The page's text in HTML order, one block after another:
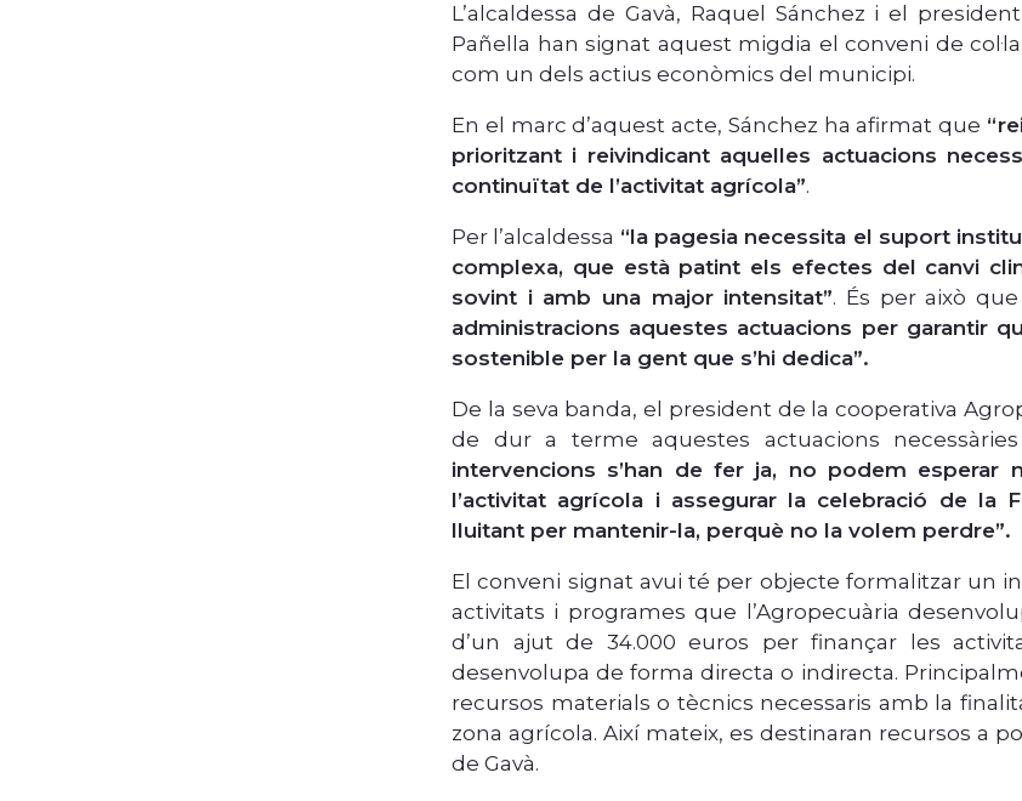
L’alcaldessa de Gavà, Raquel Sánchez i el
Pañella han signat aquest migdia el conveni de
com un dels actius econòmics del municipi.
En el marc d’aquest acte, Sánchez ha afirmat que
prioritzant i reivindicant aquelles actuacions
continuïtat de l’activitat agrícola”.
Per l’alcaldessa “la pagesia necessita el suport
complexa, que està patint els efectes del canvi
sovint i amb una major intensitat”. És per això que
administracions aquestes actuacions per garantir
sostenible per la gent que s’hi dedica”.
De la seva banda, el president de la cooperativa
de dur a terme aquestes actuacions
intervencions s’han de fer ja, no podem esperar
l’activitat agrícola i assegurar la celebració de la
lluitant per mantenir-la, perquè no la volem perdre”.
El conveni signat avui té per objecte formalitzar
activitats i programes que l’Agropecuària
d’un ajut de 34.000 euros per finançar les
desenvolupa de forma directa o indirecta.
recursos materials o tècnics necessaris amb la
zona agrícola. Així mateix, es destinaran recursos a
de Gavà.